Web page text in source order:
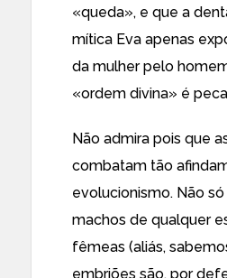
«queda», e que a
mítica Eva apenas
da mulher pelo
«ordem divina» é
Não admira pois que
combatam tão
evolucionismo. Não
machos de qualquer
fêmeas (aliás,
embriões são, por